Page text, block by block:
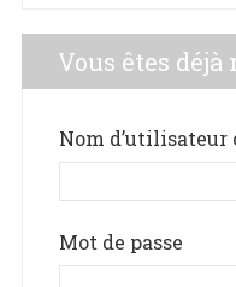
Vous êtes déjà
Nom d’utilisateur
Mot de passe